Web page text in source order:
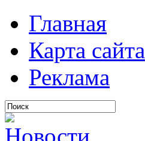
Главная
Карта сайта
Реклама